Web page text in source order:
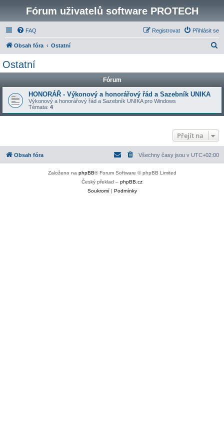
Fórum uživatelů software PROTECH
FAQ Přihlásit se
Registrovat
Obsah fóra Ostatní
Ostatní
Fórum
HONORÁŘ - Výkonový a honorářový řád a Sazebník UNIKA
Výkonový a honorářový řád a Sazebník UNIKA pro Windows
Témata: 4
Přejít na
Obsah fóra Všechny časy jsou v UTC+02:00
Založeno na phpBB® Forum Software © phpBB Limited
Český překlad – phpBB.cz
Soukromí| Podmínky